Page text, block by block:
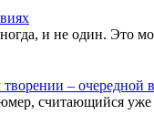
и не один. Это
–
считающийся уже